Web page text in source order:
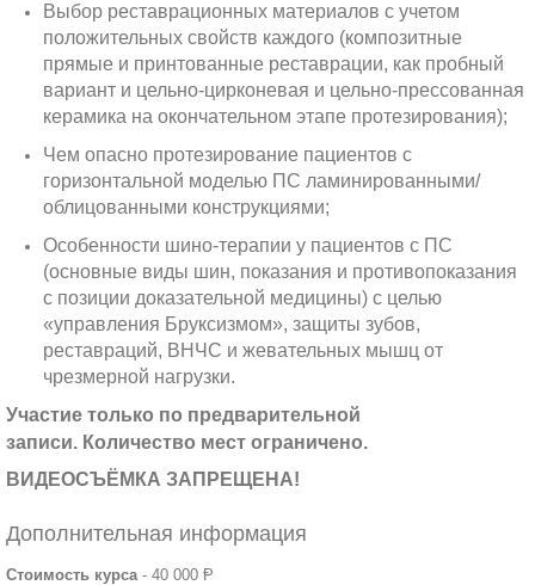
Выбор реставрационных материалов с учетом
положительных свойств каждого (композитные
прямые и принтованные реставрации, как пробный
вариант и цельно-цирконевая и цельно-прессованная
керамика на окончательном этапе протезирования);
Чем опасно протезирование пациентов с
горизонтальной моделью ПС ламинированными/
облицованными конструкциями;
Особенности шино-терапии у пациентов с ПС
(основные виды шин, показания и противопоказания
с позиции доказательной медицины) с целью
«управления Бруксизмом», защиты зубов,
реставраций, ВНЧС и жевательных мышц от
чрезмерной нагрузки.
Участие только по предварительной
записи. Количество мест ограничено.
ВИДЕОСЪЁМКА ЗАПРЕЩЕНА!
Дополнительная информация
Стоимость курса- 40 000 Ᵽ